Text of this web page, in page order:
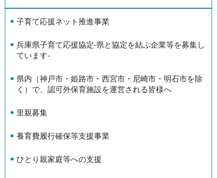
子育て応援ネット推進事業
兵庫県子育て応援協定-県と協定を結ぶ企業等を募集し
ています-
県内（神戸市・姫路市・西宮市・尼崎市・明石市を除
く）で、認可外保育施設を運営される皆様へ
里親募集
養育費履行確保等支援事業
ひとり親家庭等への支援